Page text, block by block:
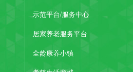
示范平台/服务中心
居家养老服务平台
全龄康养小镇